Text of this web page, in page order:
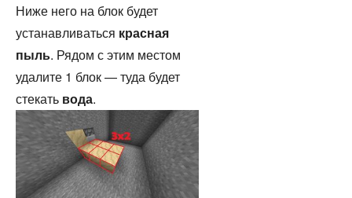
Ниже него на блок будет
устанавливаться красная
пыль. Рядом с этим местом
удалите 1 блок — туда будет
стекать вода.